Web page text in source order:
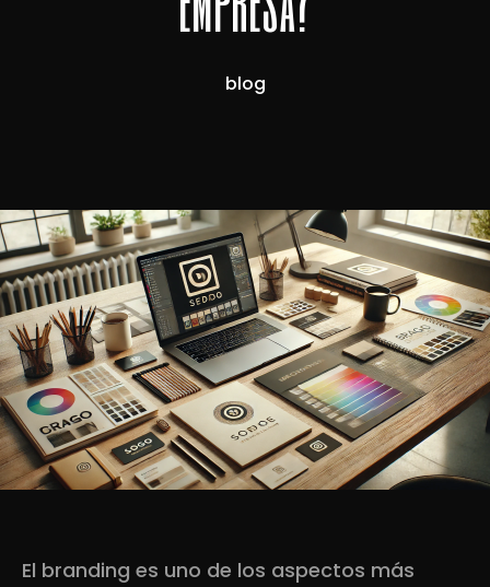
blog
El branding es uno de los aspectos más